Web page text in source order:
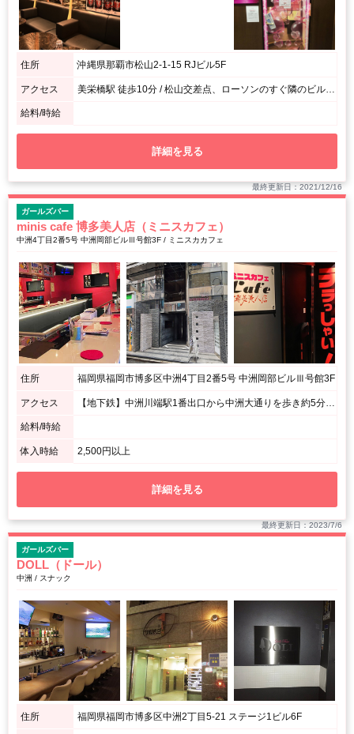
住所 沖縄県那覇市松山2-1-15 RJビル5F
アクセス 美栄橋駅 徒歩10分 / 松山交差点、ローソンのすぐ隣のビルの5階
給料/時給
詳細を見る
最終更新日：2021/12/16
ガールズバー
minis cafe 博多美人店（ミニスカフェ）
中洲4丁目2番5号 中洲岡部ビルⅢ号館3F / ミニスカカフェ
住所 福岡県福岡市博多区中洲4丁目2番5号 中洲岡部ビルⅢ号館3F
アクセス 【地下鉄】中洲川端駅1番出口から中洲大通りを歩き約5分 中洲交番の交差点を右に入り、突き当りのファミリーマートが入っているビルの３F。 【博多駅から西鉄バスで】 博多バスターミナルの ・国体道路経由もしくはキャナルシティ方面行きに乗り南新地バス停下車→徒歩4分 ・2番乗り場から明治通り経由に乗り東中洲バス停下車→中洲大通りを歩き約5分
給料/時給
体入時給 2,500円以上
詳細を見る
最終更新日：2023/7/6
ガールズバー
DOLL（ドール）
中洲 / スナック
住所 福岡県福岡市博多区中洲2丁目5-21 ステージ1ビル6F